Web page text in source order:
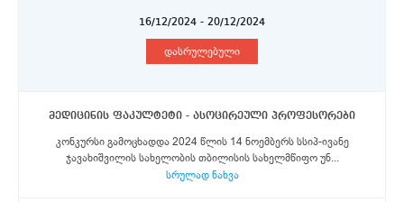
16/12/2024 - 20/12/2024
დასრულებული
მედიცინის ფაკულტეტი - ასოცირეული პროფესორები
კონკურსი გამოცხადდა 2024 წლის 14 ნოემბერს სსიპ-ივანე
ჯავახიშვილის სახელობის თბილისის სახელმწიფო უნ...
სრულად ნახვა